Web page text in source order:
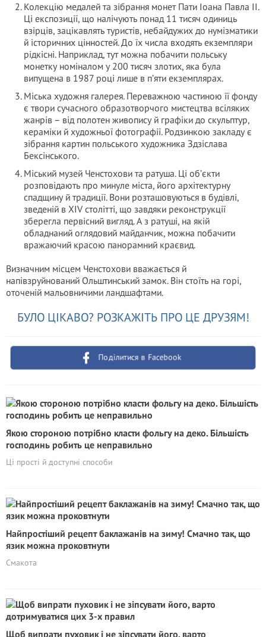
Колекцію медалей та зібрання монет Пати Іоана Павла ІІ.
Ці експозиції, що налічують понад 11 тисяч одиниць
взірців, зацікавлять туристів, небайдужих до нумізматики
й історичних цінностей. До їх числа входять екземпляри
рідкісні. Наприклад, тут можна побачити польську
монетку номіналом у 200 тисяч злотих, яка була
випущена в 1987 році лише в п’яти екземплярах.
Міська художня галерея. Переважною частиною її фонду
є твори сучасного образотворчого мистецтва всіляких
жанрів – від полотен живопису й графіки до скульптур,
кераміки й художньої фотографії. Родзинкою закладу є
зібрання картин польського художника Здзіслава
Бексінського.
Міський музей Ченстохови та ратуша. Ці об’єкти
розповідають про минуле міста, його архітектурну
спадщину й традиції. Вони розташовуються в будівлі,
зведеній в XIV столітті, що завдяки реконструкції
зберегла первісний вигляд. А з ратуші, на якій
обладнаний оглядовий майданчик, можна побачити
вражаючий красою панорамний краєвид.
Визначним місцем Ченстохови вважається й
напівзруйнований Ольштинський замок. Він стоїть на горі,
оточеній мальовничими ландшафтами.
БУЛО ЦІКАВО? РОЗКАЖІТЬ ПРО ЦЕ ДРУЗЯМ!
Поділитися в Facebook
Якою стороною потрібно класти фольгу на деко. Більшість
господинь робить це неправильно
Ці прості й доступні способи
Найпростіший рецепт баклажанів на зиму! Смачно так, що
язик можна проковтнути
Смакота
Щоб випрати пуховик і не зіпсувати його, варто